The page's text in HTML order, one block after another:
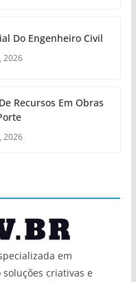
Do Engenheiro Civil
2026
Recursos Em Obras
2026
em
criativas e